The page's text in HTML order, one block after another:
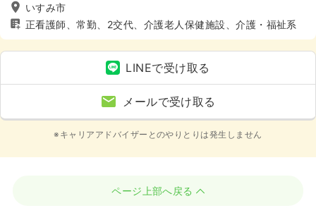
いすみ市
正看護師、常勤、2交代、介護老人保健施設、介護・福祉系
LINEで受け取る
メールで受け取る
※キャリアアドバイザーとのやりとりは発生しません
ページ上部へ戻る